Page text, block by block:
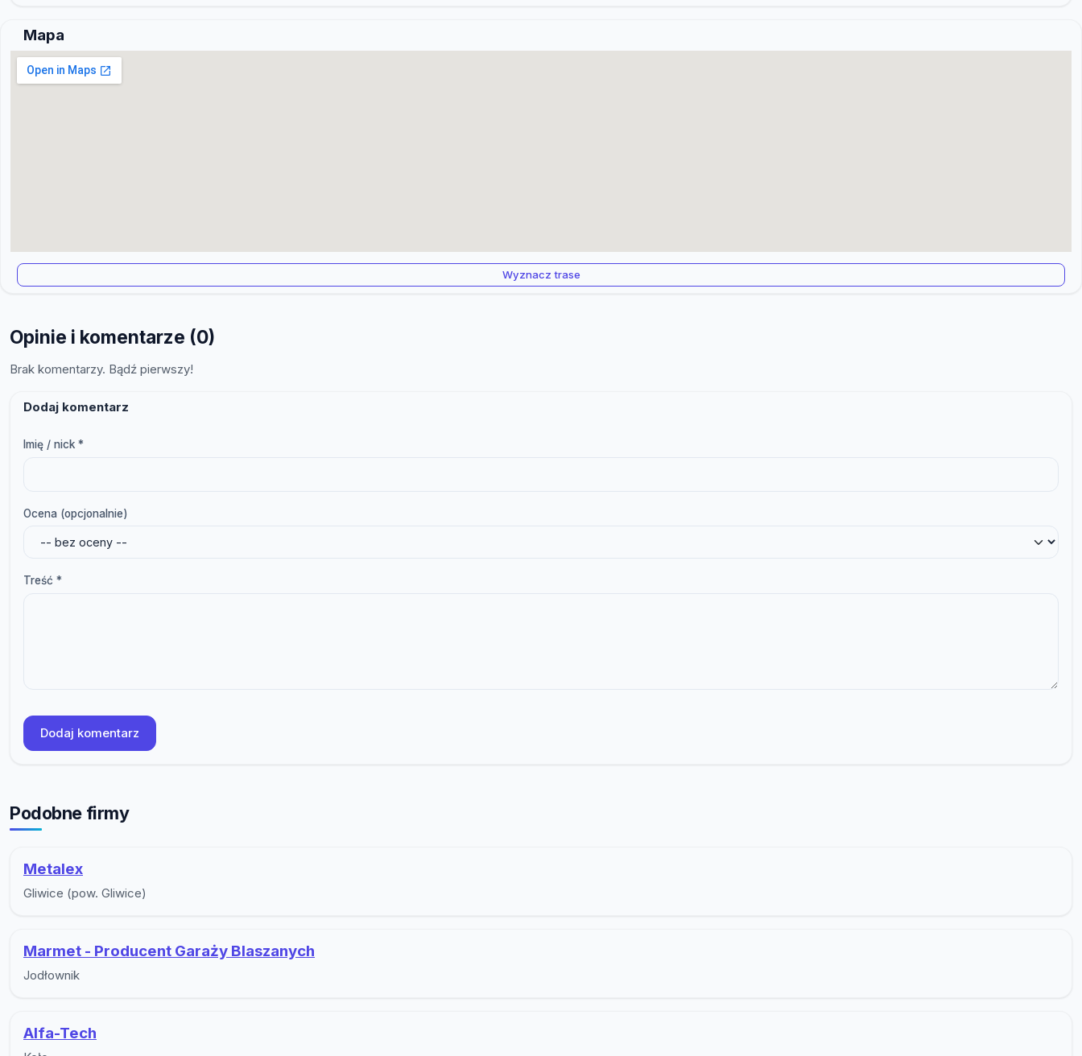
Mapa
Wyznacz trase
Opinie i komentarze (0)
Brak komentarzy. Bądź pierwszy!
Dodaj komentarz
Imię / nick *
Ocena (opcjonalnie)
Treść *
Dodaj komentarz
Podobne firmy
Metalex
Gliwice (pow. Gliwice)
Marmet - Producent Garaży Blaszanych
Jodłownik
Alfa-Tech